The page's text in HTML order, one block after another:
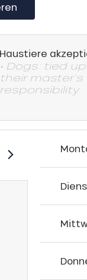
Haustiere
• Dogs: tied
their master's
responsibility